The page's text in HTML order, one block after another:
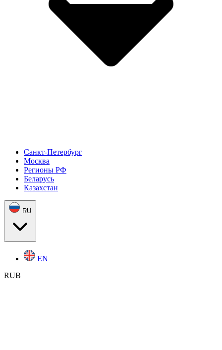
Санкт-Петербург
Москва
Регионы РФ
Беларусь
Казахстан
RU
EN
RUB